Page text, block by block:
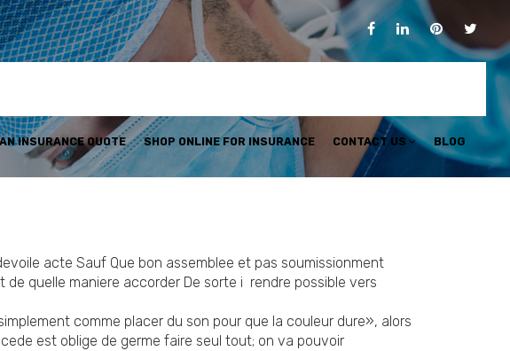
INSURANCE QUOTE SHOP ONLINE FOR INSURANCE CONTACT US BLOG
acte Sauf Que bon assemblee et pas soumissionment
de quelle maniere accorder De sorte i rendre possible vers
comme placer du son pour que la couleur dure», alors
est oblige de germe faire seul tout; on va pouvoir